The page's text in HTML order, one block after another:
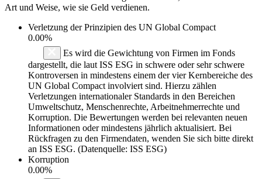
Art und Weise, wie sie Geld verdienen.
Verletzung der Prinzipien des UN Global Compact
0.00%
Es wird die Gewichtung von Firmen im Fonds
dargestellt, die laut ISS ESG in schwere oder sehr schwere
Kontroversen in mindestens einem der vier Kernbereiche des
UN Global Compact involviert sind. Hierzu zählen
Verletzungen internationaler Standards in den Bereichen
Umweltschutz, Menschenrechte, Arbeitnehmerrechte und
Korruption. Die Bewertungen werden bei relevanten neuen
Informationen oder mindestens jährlich aktualisiert. Bei
Rückfragen zu den Firmendaten, wenden Sie sich bitte direkt
an ISS ESG. (Datenquelle: ISS ESG)
Korruption
0.00%